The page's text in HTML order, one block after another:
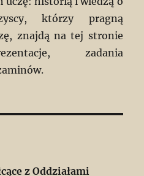
którzy pragną
znajdą na tej stronie
zadania
z Oddziałami